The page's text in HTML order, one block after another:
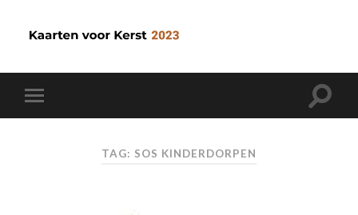
TAG: SOS KINDERDORPEN